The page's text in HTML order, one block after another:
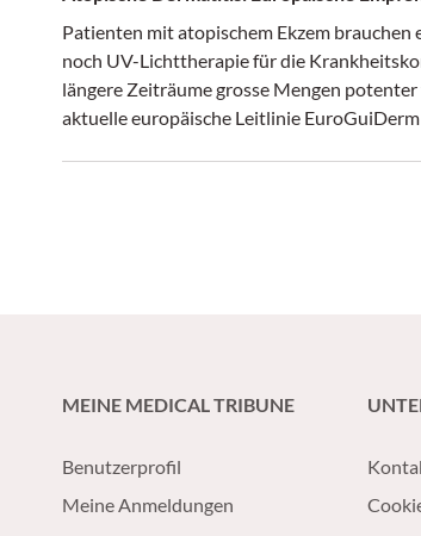
Patienten mit atopischem Ekzem brauchen
noch UV-Lichttherapie für die
längere Zeiträume grosse Mengen
aktuelle europäische Leitlinie
MEINE MEDICAL TRIBUNE
Benutzerprofil
Meine Anmeldungen